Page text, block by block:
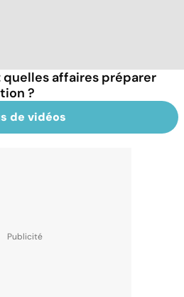
quelles affaires préparer
?
de vidéos